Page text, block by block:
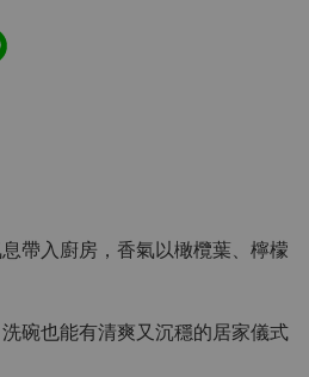
帶入廚房，香氣以橄欖葉、檸檬
碗也能有清爽又沉穩的居家儀式